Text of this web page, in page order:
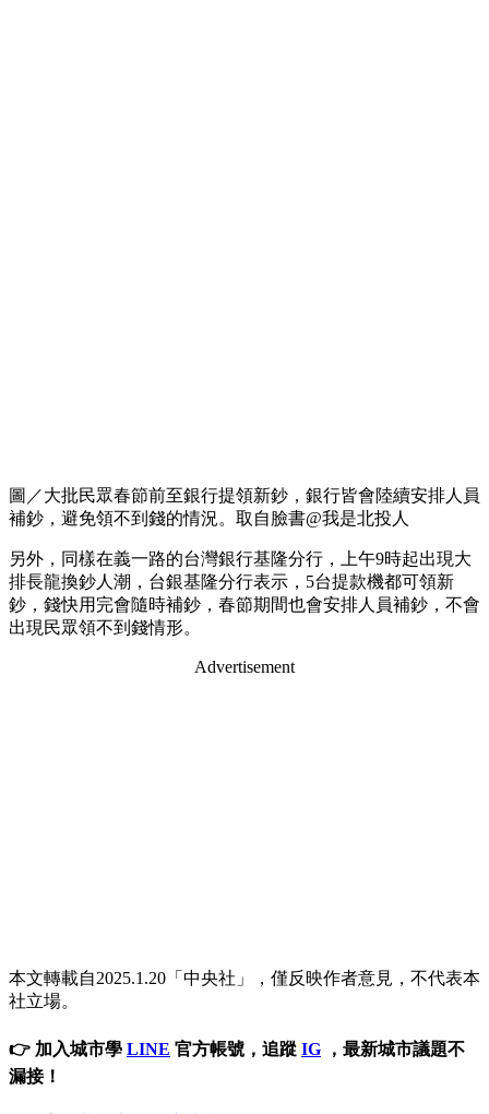
圖／大批民眾春節前至銀行提領新鈔，銀行皆會陸續安排人員
補鈔，避免領不到錢的情況。取自臉書@我是北投人
另外，同樣在義一路的台灣銀行基隆分行，上午9時起出現大
排長龍換鈔人潮，台銀基隆分行表示，5台提款機都可領新
鈔，錢快用完會隨時補鈔，春節期間也會安排人員補鈔，不會
出現民眾領不到錢情形。
Advertisement
本文轉載自2025.1.20「中央社」，僅反映作者意見，不代表本
社立場。
👉 加入城市學 LINE 官方帳號，追蹤 IG ，最新城市議題不
漏接！